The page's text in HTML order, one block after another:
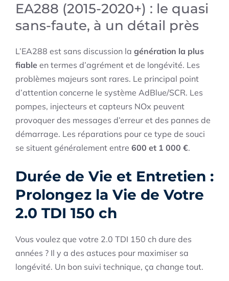
EA288 (2015-2020+) : le quasi
sans-faute, à un détail près
L’EA288 est sans discussion la génération la plus
fiable en termes d’agrément et de longévité. Les
problèmes majeurs sont rares. Le principal point
d’attention concerne le système AdBlue/SCR. Les
pompes, injecteurs et capteurs NOx peuvent
provoquer des messages d’erreur et des pannes de
démarrage. Les réparations pour ce type de souci
se situent généralement entre 600 et 1 000 €.
Durée de Vie et Entretien :
Prolongez la Vie de Votre
2.0 TDI 150 ch
Vous voulez que votre 2.0 TDI 150 ch dure des
années ? Il y a des astuces pour maximiser sa
longévité. Un bon suivi technique, ça change tout.